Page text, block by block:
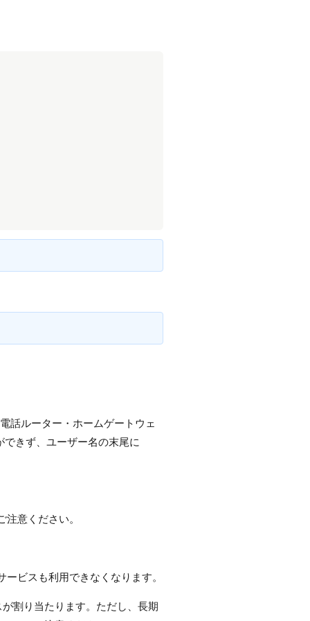
話ルーター・ホームゲートウェ
きず、ユーザー名の末尾に
意ください。
ビスも利用できなくなります。
割り当たります。ただし、長期